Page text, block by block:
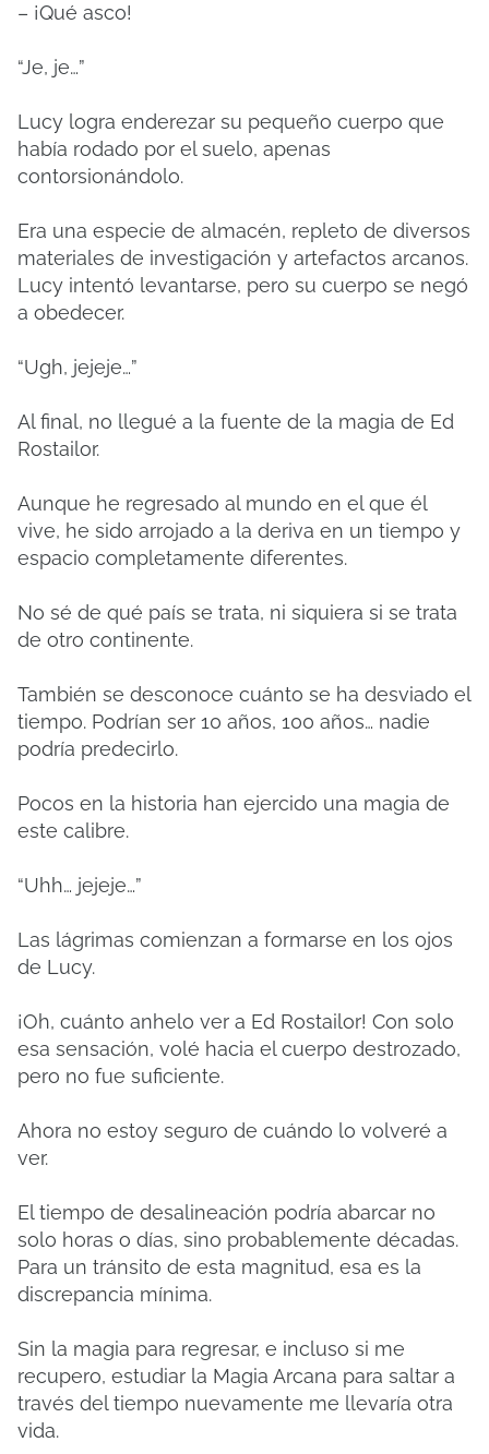
– ¡Qué asco!
“Je, je…”
Lucy logra enderezar su pequeño cuerpo que
había rodado por el suelo, apenas
contorsionándolo.
Era una especie de almacén, repleto de diversos
materiales de investigación y artefactos arcanos.
Lucy intentó levantarse, pero su cuerpo se negó
a obedecer.
“Ugh, jejeje…”
Al final, no llegué a la fuente de la magia de Ed
Rostailor.
Aunque he regresado al mundo en el que él
vive, he sido arrojado a la deriva en un tiempo y
espacio completamente diferentes.
No sé de qué país se trata, ni siquiera si se trata
de otro continente.
También se desconoce cuánto se ha desviado el
tiempo. Podrían ser 10 años, 100 años… nadie
podría predecirlo.
Pocos en la historia han ejercido una magia de
este calibre.
“Uhh… jejeje…”
Las lágrimas comienzan a formarse en los ojos
de Lucy.
¡Oh, cuánto anhelo ver a Ed Rostailor! Con solo
esa sensación, volé hacia el cuerpo destrozado,
pero no fue suficiente.
Ahora no estoy seguro de cuándo lo volveré a
ver.
El tiempo de desalineación podría abarcar no
solo horas o días, sino probablemente décadas.
Para un tránsito de esta magnitud, esa es la
discrepancia mínima.
Sin la magia para regresar, e incluso si me
recupero, estudiar la Magia Arcana para saltar a
través del tiempo nuevamente me llevaría otra
vida.